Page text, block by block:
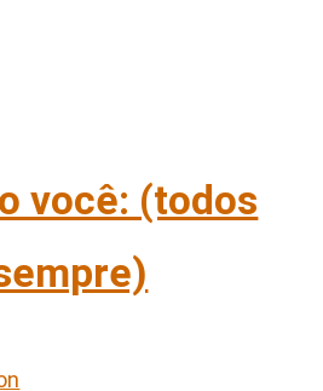
você: (todos